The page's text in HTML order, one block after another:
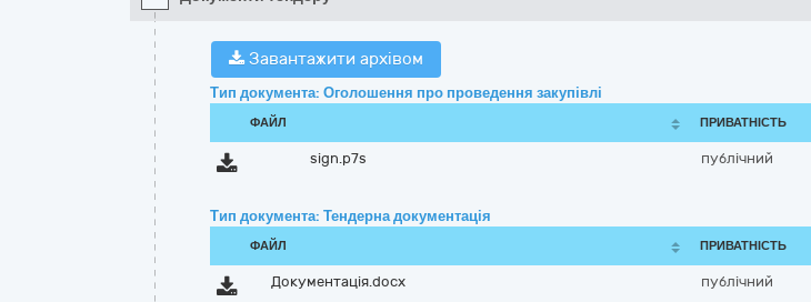
Завантажити архівом
Тип документа: Оголошення про проведення закупівлі
ФАЙЛ ПРИВАТНІСТЬ
sign.p7s публічний
Тип документа: Тендерна документація
ФАЙЛ ПРИВАТНІСТЬ
Документація.docx публічний